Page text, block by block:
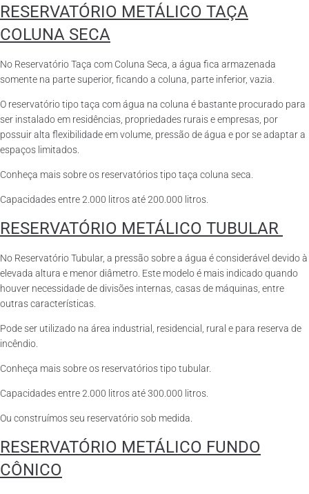
RESERVATÓRIO METÁLICO TAÇA
COLUNA SECA
No Reservatório Taça com Coluna Seca, a água fica armazenada
somente na parte superior, ficando a coluna, parte inferior, vazia.
O reservatório tipo taça com água na coluna é bastante procurado para
ser instalado em residências, propriedades rurais e empresas, por
possuir alta flexibilidade em volume, pressão de água e por se adaptar a
espaços limitados.
Conheça mais sobre os reservatórios tipo taça coluna seca.
Capacidades entre 2.000 litros até 200.000 litros.
RESERVATÓRIO METÁLICO TUBULAR
No Reservatório Tubular, a pressão sobre a água é considerável devido à
elevada altura e menor diâmetro. Este modelo é mais indicado quando
houver necessidade de divisões internas, casas de máquinas, entre
outras características.
Pode ser utilizado na área industrial, residencial, rural e para reserva de
incêndio.
Conheça mais sobre os reservatórios tipo tubular.
Capacidades entre 2.000 litros até 300.000 litros.
Ou construímos seu reservatório sob medida.
RESERVATÓRIO METÁLICO FUNDO
CÔNICO